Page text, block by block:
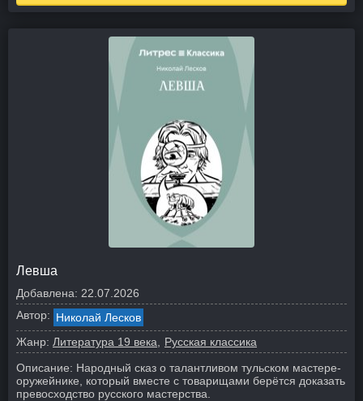
Левша
Добавлена: 22.07.2026
Автор: Николай Лесков
Жанр: Литература 19 века
Русская классика
Описание: Народный сказ о талантливом тульском мастере-
оружейнике, который вместе с товарищами берётся доказать
превосходство русского мастерства.